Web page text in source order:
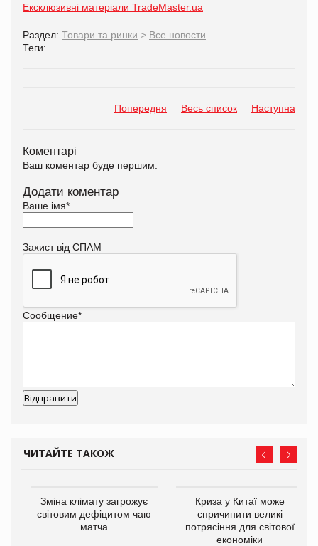
Ексклюзивні матеріали TradeMaster.ua
Раздел: Товари та ринки > Все новости
Теги:
Попередня Весь список Наступна
Коментарі
Ваш коментар буде першим.
Додати коментар
Ваше імя*
Захист від СПАМ
Сообщение*
ЧИТАЙТЕ ТАКОЖ
Зміна клімату загрожує
світовим дефіцитом чаю
матча
Криза у Китаї може
спричинити великі
потрясіння для світової
економіки